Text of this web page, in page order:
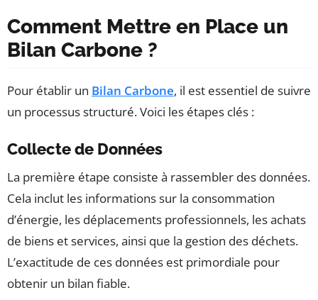
Comment Mettre en Place un
Bilan Carbone ?
Pour établir un Bilan Carbone, il est essentiel de suivre
un processus structuré. Voici les étapes clés :
Collecte de Données
La première étape consiste à rassembler des données.
Cela inclut les informations sur la consommation
d’énergie, les déplacements professionnels, les achats
de biens et services, ainsi que la gestion des déchets.
L’exactitude de ces données est primordiale pour
obtenir un bilan fiable.